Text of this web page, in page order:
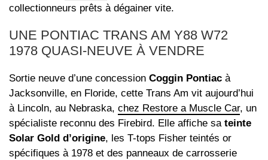
collectionneurs prêts à dégainer vite.
UNE PONTIAC TRANS AM Y88 W72
1978 QUASI-NEUVE À VENDRE
Sortie neuve d’une concession Coggin Pontiac à
Jacksonville, en Floride, cette Trans Am vit aujourd’hui
à Lincoln, au Nebraska, chez Restore a Muscle Car, un
spécialiste reconnu des Firebird. Elle affiche sa teinte
Solar Gold d’origine, les T-tops Fisher teintés or
spécifiques à 1978 et des panneaux de carrosserie